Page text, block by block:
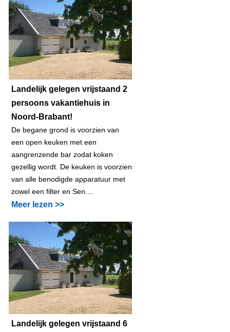
Landelijk gelegen vrijstaand 2
persoons vakantiehuis in
Noord-Brabant!
De begane grond is voorzien van
een open keuken met een
aangrenzende bar zodat koken
gezellig wordt. De keuken is voorzien
van alle benodigde apparatuur met
zowel een filter en Sen....
Meer lezen >>
Landelijk gelegen vrijstaand 6